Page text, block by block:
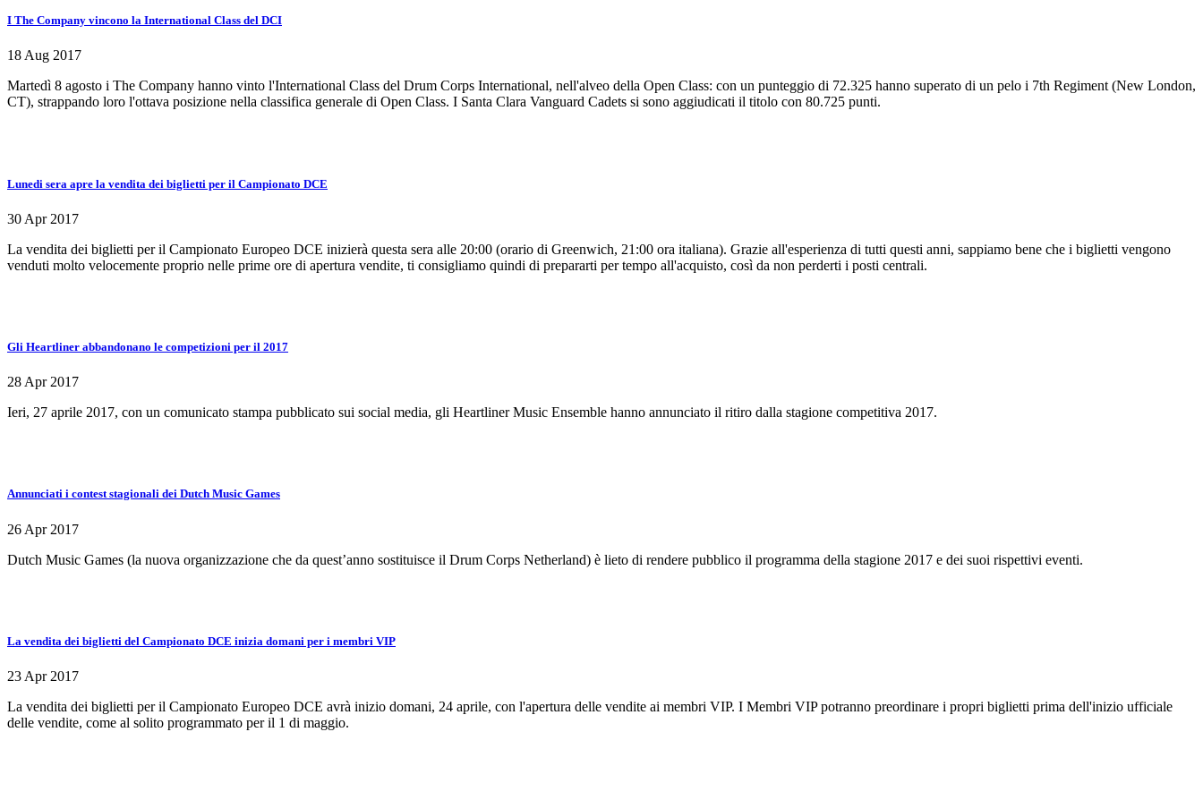
I The Company vincono la International Class del DCI
18 Aug 2017
Martedì 8 agosto i The Company hanno vinto l'International Class del Drum Corps International, nell'alveo della Open Class: con un punteggio di 72.325 hanno superato di un pelo i 7th Regiment (New London,
CT), strappando loro l'ottava posizione nella classifica generale di Open Class. I Santa Clara Vanguard Cadets si sono aggiudicati il titolo con 80.725 punti.
Lunedi sera apre la vendita dei biglietti per il Campionato DCE
30 Apr 2017
La vendita dei biglietti per il Campionato Europeo DCE inizierà questa sera alle 20:00 (orario di Greenwich, 21:00 ora italiana). Grazie all'esperienza di tutti questi anni, sappiamo bene che i biglietti vengono
venduti molto velocemente proprio nelle prime ore di apertura vendite, ti consigliamo quindi di prepararti per tempo all'acquisto, così da non perderti i posti centrali.
Gli Heartliner abbandonano le competizioni per il 2017
28 Apr 2017
Ieri, 27 aprile 2017, con un comunicato stampa pubblicato sui social media, gli Heartliner Music Ensemble hanno annunciato il ritiro dalla stagione competitiva 2017.
Annunciati i contest stagionali dei Dutch Music Games
26 Apr 2017
Dutch Music Games (la nuova organizzazione che da quest’anno sostituisce il Drum Corps Netherland) è lieto di rendere pubblico il programma della stagione 2017 e dei suoi rispettivi eventi.
La vendita dei biglietti del Campionato DCE inizia domani per i membri VIP
23 Apr 2017
La vendita dei biglietti per il Campionato Europeo DCE avrà inizio domani, 24 aprile, con l'apertura delle vendite ai membri VIP. I Membri VIP potranno preordinare i propri biglietti prima dell'inizio ufficiale
delle vendite, come al solito programmato per il 1 di maggio.